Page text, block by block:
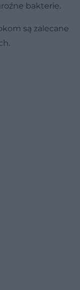
bakterie.
są zalecane